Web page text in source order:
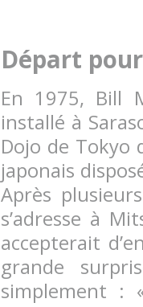
Départ
En 1975, Bill
installé à
Dojo de Tokyo
japonais
Après
s’adresse à
accepterait
grande
simplement :